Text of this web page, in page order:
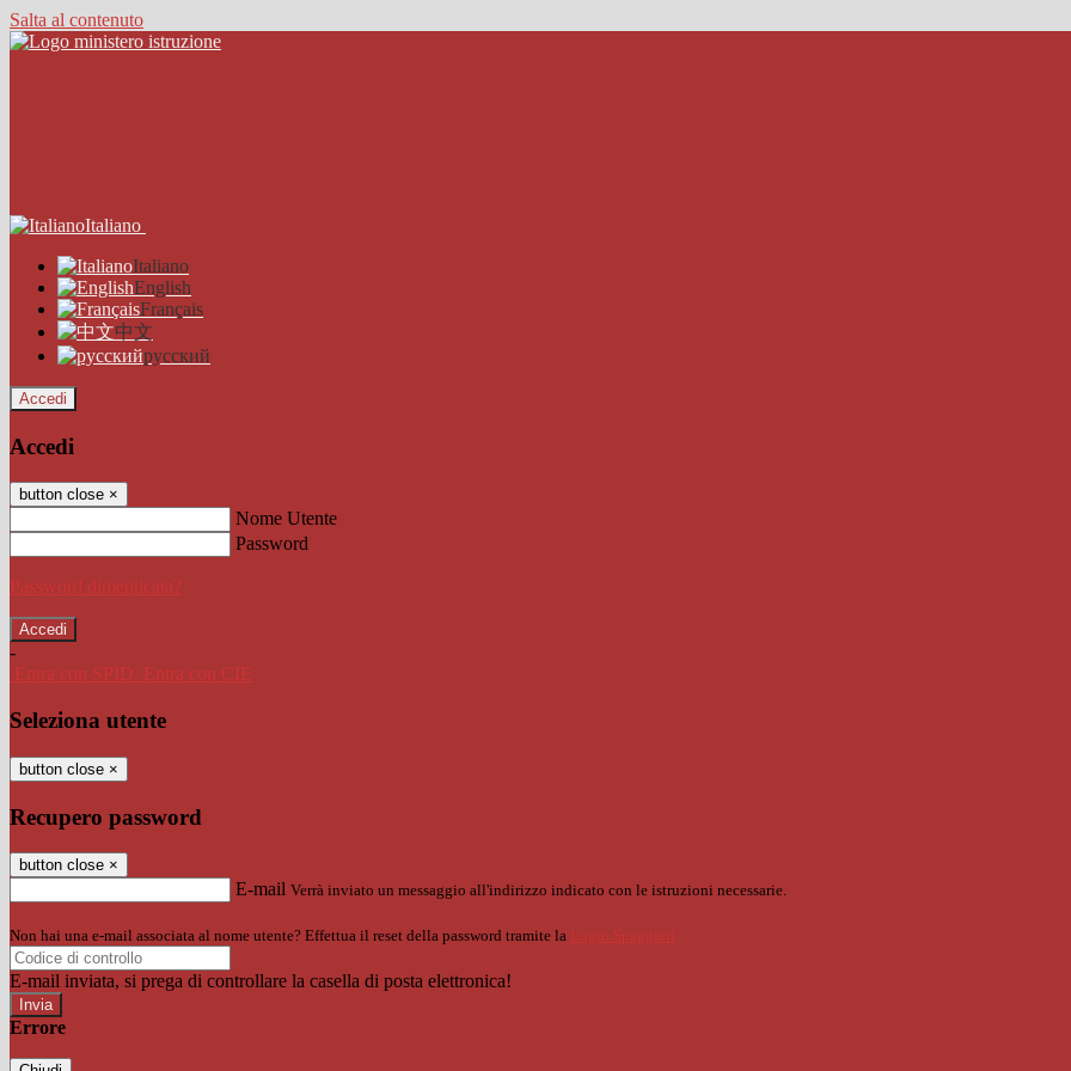
Salta al contenuto
Italiano
Italiano
English
Français
中文
русский
Accedi
Accedi
button close ×
Nome Utente
Password
Password dimenticata?
-
Entra con SPID
Entra con CIE
Seleziona utente
button close ×
Recupero password
button close ×
E-mail Verrà inviato un messaggio all'indirizzo indicato con le istruzioni necessarie.
Non hai una e-mail associata al nome utente? Effettua il reset della password tramite la Login Spaggiari
E-mail inviata, si prega di controllare la casella di posta elettronica!
Errore